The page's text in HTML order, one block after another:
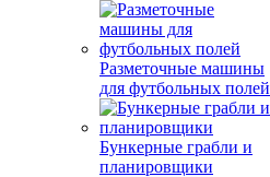
Разметочные машины
для футбольных полей
Бункерные грабли и
планировщики